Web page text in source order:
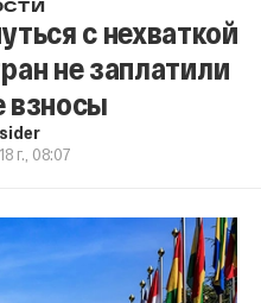
с нехваткой
не заплатили
взносы
г., 08:07